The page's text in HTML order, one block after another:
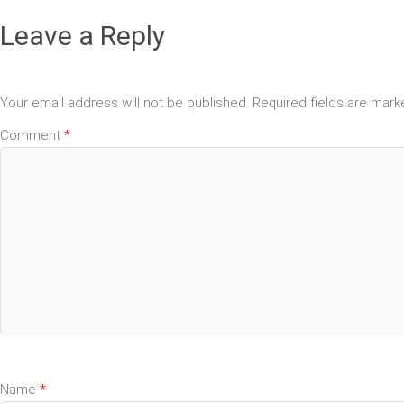
Leave a Reply
Your email address will not be published. Required fields are
Comment *
Name *